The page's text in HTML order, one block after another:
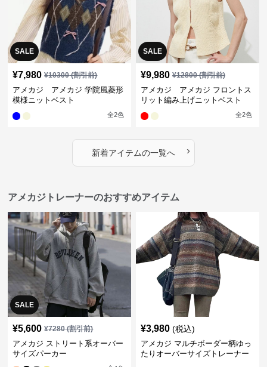
SALE
¥7,980 ¥10300(割引前)
アメカジ アメカジ 学院風菱形
模様ニットベスト
全2色
SALE
¥9,980 ¥12800(割引前)
アメカジ アメカジ フロントス
リット編み上げニットベスト
全2色
新着アイテムの一覧へ ›
アメカジトレーナーのおすすめアイテム
SALE
¥5,600 ¥7280(割引前)
アメカジ ストリート系オーバー
サイズパーカー
¥3,980 (税込)
アメカジ マルチボーダー柄ゆっ
たりオーバーサイズトレーナー